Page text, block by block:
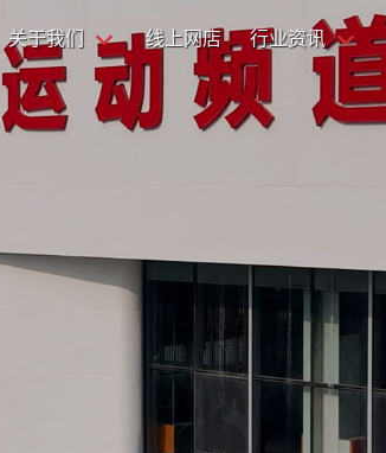
关于我们 线上网店 行业资讯